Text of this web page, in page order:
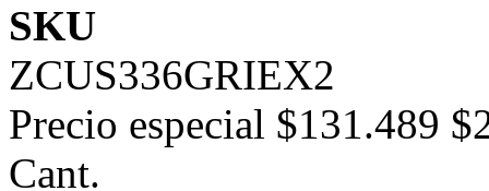
SKU
ZCUS336GRIEX2
Precio especial $131.489
Cant.